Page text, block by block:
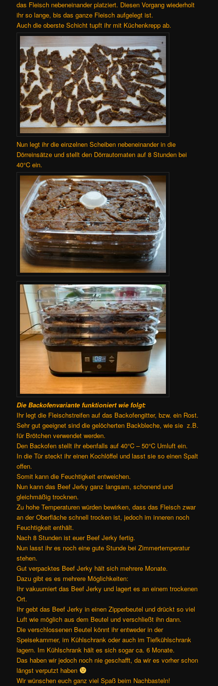
das Fleisch nebeneinander platziert. Diesen Vorgang wiederholt
ihr so lange, bis das ganze Fleisch aufgelegt ist.
Auch die oberste Schicht tupft ihr mit Küchenkrepp ab.
Nun legt ihr die einzelnen Scheiben nebeneinander in die
Dörreinsätze und stellt den Dörrautomaten auf 8 Stunden bei
40°C ein.
Die Backofenvariante funktioniert wie folgt:
Ihr legt die Fleischstreifen auf das Backofengitter, bzw. ein Rost.
Sehr gut geeignet sind die gelöcherten Backbleche, wie sie z.B.
für Brötchen verwendet werden.
Den Backofen stellt ihr ebenfalls auf 40°C – 50°C Umluft ein.
In die Tür steckt ihr einen Kochlöffel und lasst sie so einen Spalt
offen.
Somit kann die Feuchtigkeit entweichen.
Nun kann das Beef Jerky ganz langsam, schonend und
gleichmäßig trocknen.
Zu hohe Temperaturen würden bewirken, dass das Fleisch zwar
an der Oberfläche schnell trocken ist, jedoch im inneren noch
Feuchtigkeit enthält.
Nach 8 Stunden ist euer Beef Jerky fertig.
Nun lasst ihr es noch eine gute Stunde bei Zimmertemperatur
stehen.
Gut verpacktes Beef Jerky hält sich mehrere Monate.
Dazu gibt es es mehrere Möglichkeiten:
Ihr vakuumiert das Beef Jerky und lagert es an einem trockenen
Ort.
Ihr gebt das Beef Jerky in einen Zipperbeutel und drückt so viel
Luft wie möglich aus dem Beutel und verschließt ihn dann.
Die verschlossenen Beutel könnt ihr entweder in der
Speisekammer, im Kühlschrank oder auch im Tiefkühlschrank
lagern. Im Kühlschrank hält es sich sogar ca. 6 Monate.
Das haben wir jedoch noch nie geschafft, da wir es vorher schon
längst verputzt haben
Wir wünschen euch ganz viel Spaß beim Nachbasteln!